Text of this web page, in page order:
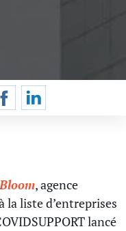
Bloom, agence
la liste d’entreprises
lancé